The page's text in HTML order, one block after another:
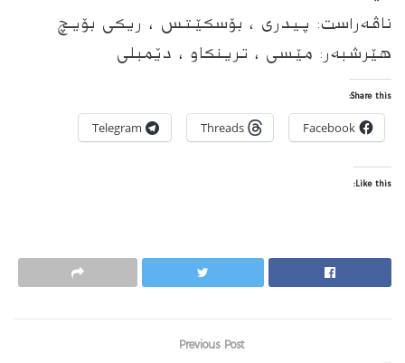
ناڤه‌راست: پیدری ، بۆسكێتس ، ریكی بۆیچ
هێرشبه‌ر: مێسی ، ترینكاو ، دێمبلی
Share this:
Facebook
Threads
Telegram
Like this:
Previous Post